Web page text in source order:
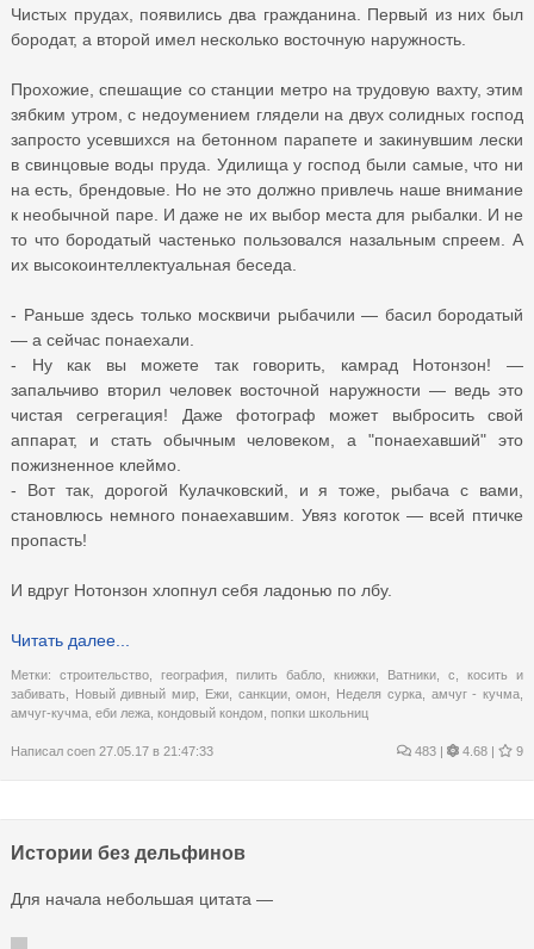
Чистых прудах, появились два гражданина. Первый из них был
бородат, а второй имел несколько восточную наружность.
Прохожие, спешащие со станции метро на трудовую вахту, этим
зябким утром, с недоумением глядели на двух солидных господ
запросто усевшихся на бетонном парапете и закинувшим лески
в свинцовые воды пруда. Удилища у господ были самые, что ни
на есть, брендовые. Но не это должно привлечь наше внимание
к необычной паре. И даже не их выбор места для рыбалки. И не
то что бородатый частенько пользовался назальным спреем. А
их высокоинтеллектуальная беседа.
- Раньше здесь только москвичи рыбачили — басил бородатый
— а сейчас понаехали.
- Ну как вы можете так говорить, камрад Нотонзон! —
запальчиво вторил человек восточной наружности — ведь это
чистая сегрегация! Даже фотограф может выбросить свой
аппарат, и стать обычным человеком, а "понаехавший" это
пожизненное клеймо.
- Вот так, дорогой Кулачковский, и я тоже, рыбача с вами,
становлюсь немного понаехавшим. Увяз коготок — всей птичке
пропасть!
И вдруг Нотонзон хлопнул себя ладонью по лбу.
Читать далее...
Метки: строительство география пилить бабло книжки Ватники с
косить и
забивать
Новый дивный мир Ежи, санкции,омон Неделя сурка, амчуг - кучма
амчуг-кучма еби лежа кондовый кондом попки школьниц
Написал coen 27.05.17 в 21:47:33 483 | 4.68 | 9
Истории без дельфинов
Для начала небольшая цитата —